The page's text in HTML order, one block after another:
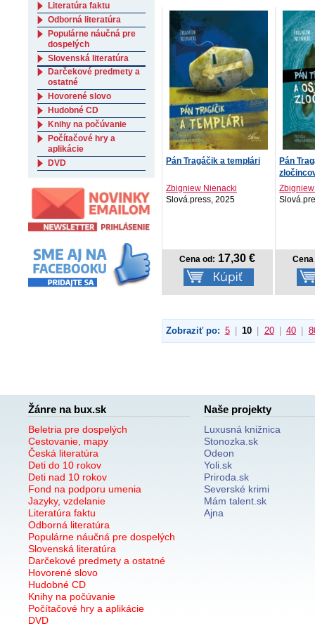
Pán Tragáčik a templári
Zbigniew Nienacki
Slová.press, 2025
Cena od: 17,30 €
Pán
Zobraziť po: 5 10 20 40
Literatúra faktu
Odborná literatúra
Populárne náučná pre
dospelých
Slovenská literatúra
Darčekové predmety a
ostatné
Hovorené slovo
Hudobné CD
Knihy na počúvanie
Počítačové hry a
aplikácie
DVD
Žánre na bux.sk
Beletria pre dospelých
Cestovanie, mapy
Česká literatúra
Deti do 10 rokov
Deti nad 10 rokov
Fond na podporu umenia
Jazyky, vzdelanie
Literatúra faktu
Odborná literatúra
Populárne náučná pre dospelých
Slovenská literatúra
Darčekové predmety a ostatné
Hovorené slovo
Hudobné CD
Knihy na počúvanie
Počítačové hry a aplikácie
DVD
Naše projekty
Luxusná knižnica
Stonozka.sk
Odeon
Yoli.sk
Priroda.sk
Severské krimi
Mám talent.sk
Ajna